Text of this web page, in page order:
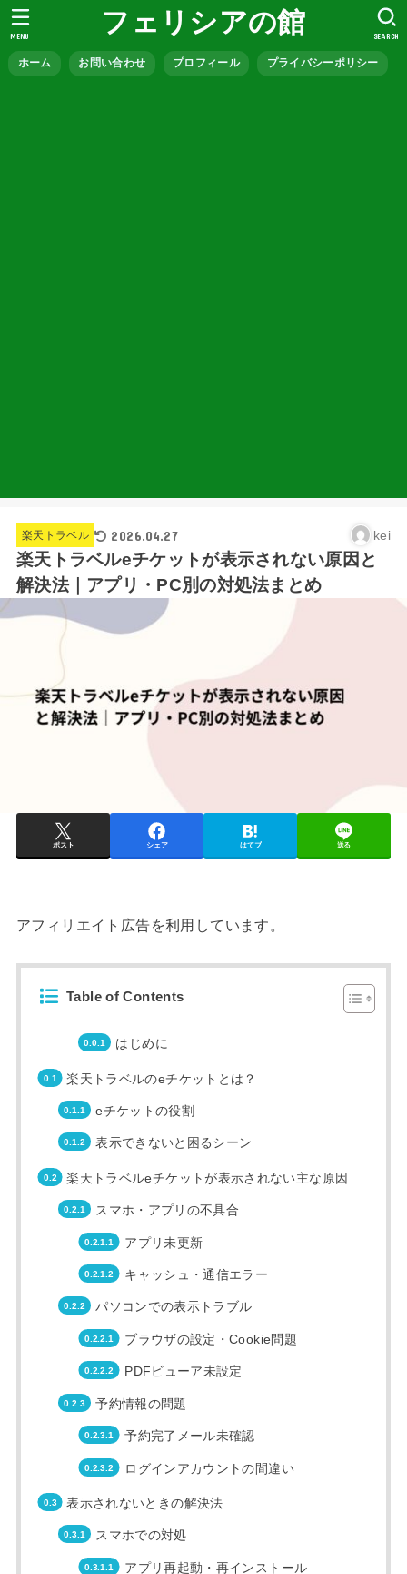
フェリシアの館
ホーム お問い合わせ プロフィール プライバシーポリシー
SEARCH
MENU
楽天トラベル 2026.04.27 kei
楽天トラベルeチケットが表示されない原因と
解決法｜アプリ・PC別の対処法まとめ
ポスト シェア はてブ 送る
アフィリエイト広告を利用しています。
Table of Contents
はじめに
楽天トラベルのeチケットとは？
eチケットの役割
表示できないと困るシーン
楽天トラベルeチケットが表示されない主な原因
スマホ・アプリの不具合
アプリ未更新
キャッシュ・通信エラー
パソコンでの表示トラブル
ブラウザの設定・Cookie問題
PDFビューア未設定
予約情報の問題
予約完了メール未確認
ログインアカウントの間違い
表示されないときの解決法
スマホでの対処
アプリ再起動・再インストール